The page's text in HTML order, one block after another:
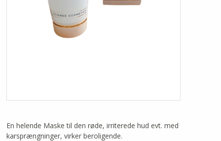
VIDA - KLINIK
En helende Maske til den røde, irriterede hud evt. med
karsprængninger, virker beroligende.